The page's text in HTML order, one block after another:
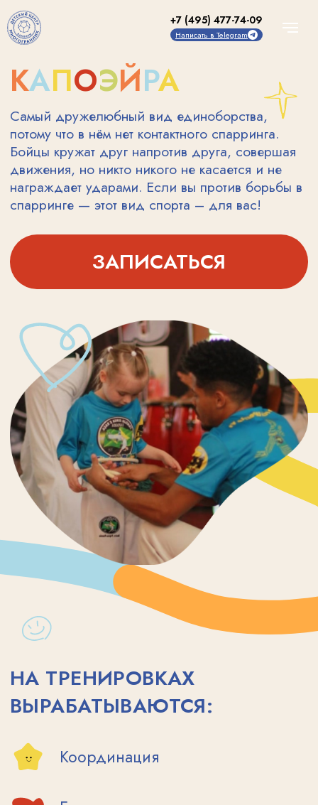
+7 (495) 477-74-09
Написать в Telegram
А
ЗАПИСАТЬСЯ
Самый дружелюбный вид единоборства,
потому что в нём нет контактного спарринга.
Бойцы кружат друг напротив друга, совершая
движения, но никто никого не касается и не
награждает ударами. Если вы против борьбы в
спарринге — этот вид спорта – для вас!
НА ТРЕНИРОВКАХ
ВЫРАБАТЫВАЮТСЯ:
Координация
Быстрота
Слух и музыкальность
Ловкость